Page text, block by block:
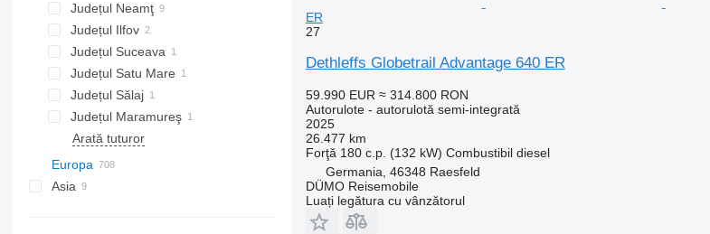
Județul Neamţ
Județul Ilfov
Chiajna
Județul Suceava
Județul Satu Mare
Județul Sălaj
Județul Maramureş
Arată tuturor
Europa
Asia
ER
27
Dethleffs Globetrail Advantage 640 ER
59.990 EUR ≈ 314.800 RON
Autorulote - autorulotă semi-integrată
2025
26.477 km
Forţă 180 c.p. (132 kW) Combustibil diesel
Germania, 46348 Raesfeld
DÜMO Reisemobile
Luați legătura cu vânzătorul